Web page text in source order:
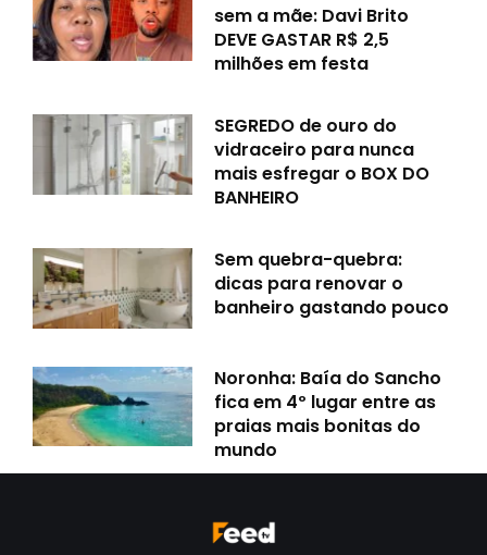
sem a mãe: Davi Brito
DEVE GASTAR R$ 2,5
milhões em festa
SEGREDO de ouro do
vidraceiro para nunca
mais esfregar o BOX DO
BANHEIRO
Sem quebra-quebra:
dicas para renovar o
banheiro gastando pouco
Noronha: Baía do Sancho
fica em 4º lugar entre as
praias mais bonitas do
mundo